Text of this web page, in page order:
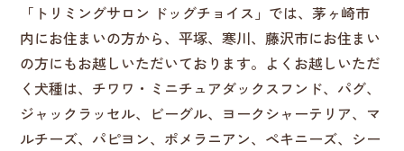
「トリミングサロン ドッグチョイス」では、茅ヶ崎市
内にお住まいの方から、平塚、寒川、藤沢市にお住まい
の方にもお越しいただいております。よくお越しいただ
く犬種は、チワワ・ミニチュアダックスフンド、パグ、
ジャックラッセル、ビーグル、ヨークシャーテリア、マ
ルチーズ、パピヨン、ポメラニアン、ペキニーズ、シー